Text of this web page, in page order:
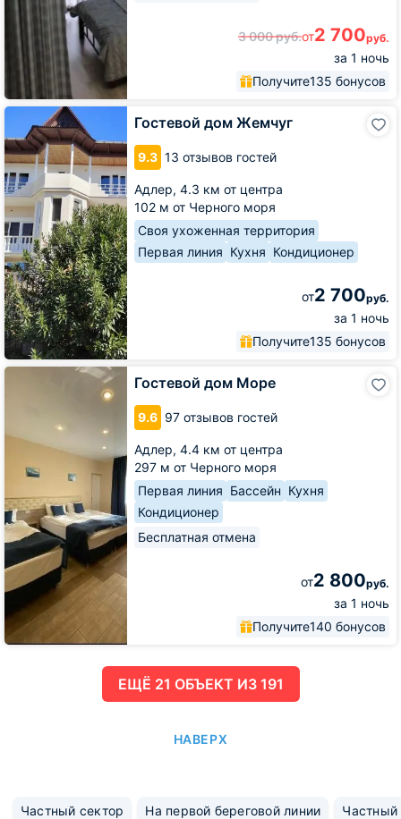
3 000руб.от2 700руб.
за 1 ночь
Получите135 бонусов
Гостевой дом Жемчуг
9.3 13 отзывов гостей
Адлер, 4.3 км от центра
102 м от Черного моря
Своя ухоженная территория
Первая линия Кухня Кондиционер
от2 700руб.
за 1 ночь
Получите135 бонусов
Гостевой
Жемчуг
Гостевой дом Море
9.6 97 отзывов гостей
Адлер, 4.4 км от центра
297 м от Черного моря
Первая линия Бассейн Кухня
Кондиционер
Бесплатная отмена
от2 800руб.
за 1 ночь
Получите140 бонусов
Гостевой
ЕЩË 21 ОБЪЕКТ ИЗ 191
НАВЕРХ
Частный сектор На первой береговой линии Частный